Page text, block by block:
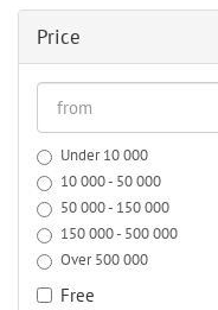
Price
Under 10 000
10 000 - 50 000
50 000 - 150 000
150 000 - 500 000
Over 500 000
Free